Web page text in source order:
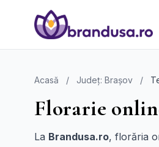
Acasă / Județ: Brașov /
Florarie
La Brandusa.ro, florăria